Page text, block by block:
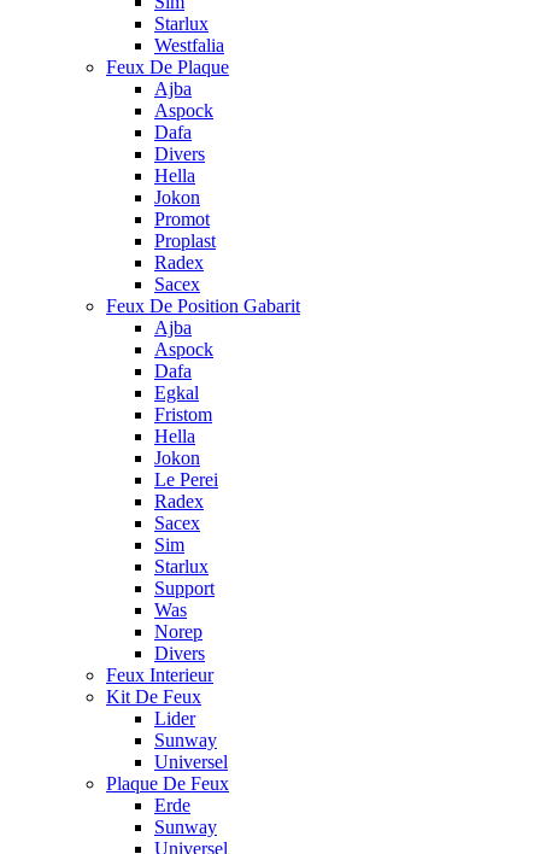
Starlux
Westfalia
Feux De Plaque
Ajba
Aspock
Dafa
Divers
Hella
Jokon
Promot
Proplast
Radex
Sacex
Feux De Position Gabarit
Ajba
Aspock
Dafa
Egkal
Fristom
Hella
Jokon
Le Perei
Radex
Sacex
Sim
Starlux
Support
Was
Norep
Divers
Feux Interieur
Kit De Feux
Lider
Sunway
Universel
Plaque De Feux
Erde
Sunway
Universel